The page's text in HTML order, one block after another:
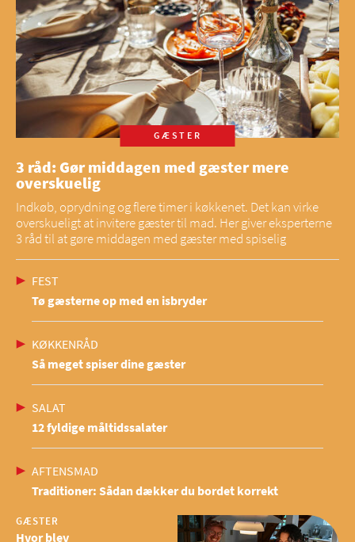
GÆSTER
3 råd: Gør middagen med gæster mere
overskuelig
Indkøb, oprydning og flere timer i køkkenet. Det kan virke
overskueligt at invitere gæster til mad. Her giver eksperterne
3 råd til at gøre middagen med gæster med spiselig
FEST
Tø gæsterne op med en isbryder
KØKKENRÅD
Så meget spiser dine gæster
SALAT
12 fyldige måltidssalater
AFTENSMAD
Traditioner: Sådan dækker du bordet korrekt
GÆSTER
Hvor blev